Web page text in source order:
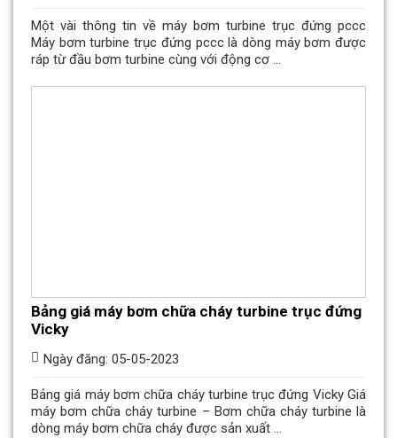
Một vài thông tin về máy bơm turbine trục đứng pccc
Máy bơm turbine trục đứng pccc là dòng máy bơm được
ráp từ đầu bơm turbine cùng với động cơ ...
Bảng giá máy bơm chữa cháy turbine trục đứng
Vicky
Ngày đăng: 05-05-2023
Bảng giá máy bơm chữa cháy turbine trục đứng Vicky Giá
máy bơm chữa cháy turbine – Bơm chữa cháy turbine là
dòng máy bơm chữa cháy được sản xuất ...